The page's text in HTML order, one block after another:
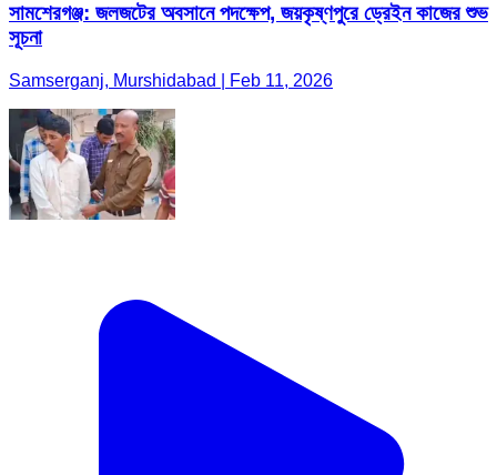
সামশেরগঞ্জ: জলজটের অবসানে পদক্ষেপ, জয়কৃষ্ণপুরে ড্রেইন কাজের শুভ
সূচনা
Samserganj, Murshidabad | Feb 11, 2026